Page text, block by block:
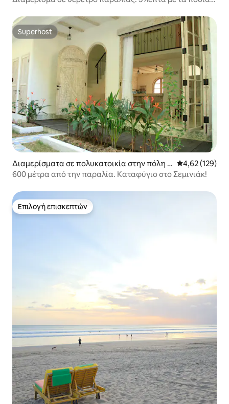
Superhost
Superhost
Διαμερίσματα σε πολυκατοικία στην πόλη Κ
ούτα
Μέση
4,62 (129)
600 μέτρα από την παραλία. Καταφύγιο στο Σεμινιάκ!
Επιλογή επισκεπτών
Επιλογή επισκεπτών